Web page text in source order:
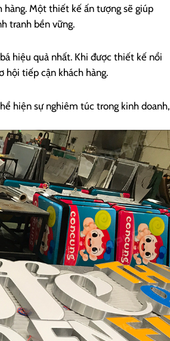
hàng. Một thiết kế ấn tượng sẽ giúp
tranh bền vững.
hiệu quả nhất. Khi được thiết kế nổi
hội tiếp cận khách hàng.
hiện sự nghiêm túc trong kinh doanh,